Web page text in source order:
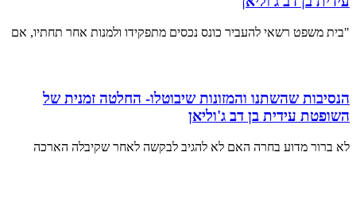
"בית משפט רשאי להעביר כונס נכסים מתפקידו ולמנות אחר תחתיו, אם
הנסיבות שהשתנו והמזונות שיבוטלו- החלטה זמנית של
השופטת עידית בן דב ג'וליאן
לא ברור מדוע בחרה האם לא להגיב לבקשה לאחר שקיבלה הארכה